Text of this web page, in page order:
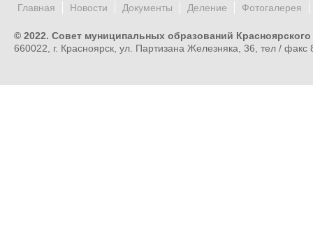
Главная Новости Документы Деление Фотогалерея
© 2022. Совет муниципальных образований Красноярского
660022, г. Красноярск, ул. Партизана Железняка, 36, тел /